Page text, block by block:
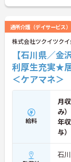
通所介護（デイサービス）
株式会社ツクイツク
【石川県／
利厚生充実★
＜ケアマネ＞
給料
月収
み）
年収
与）
石